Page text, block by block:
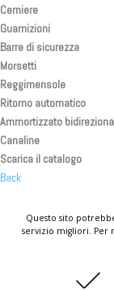
Questo sito
servizio migliori. Per
Cerniere
Guarnizioni
Barre di sicurezza
Morsetti
Reggimensole
Ritorno automatico
Ammortizzato
Canaline
Scarica il catalogo
Back
KOMPLAST IN THE WORLD